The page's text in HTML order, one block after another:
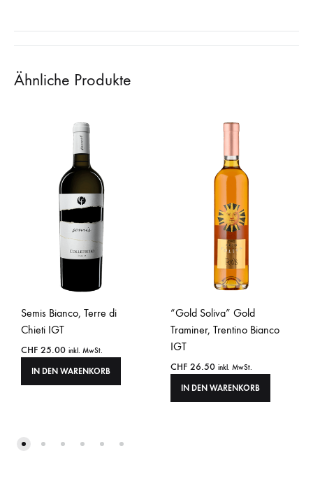
Ähnliche Produkte
Semis Bianco, Terre di
Chieti IGT
CHF 25.00 inkl. MwSt.
IN DEN WARENKORB
“Gold Soliva” Gold
Traminer, Trentino Bianco
IGT
CHF 26.50 inkl. MwSt.
IN DEN WARENKORB